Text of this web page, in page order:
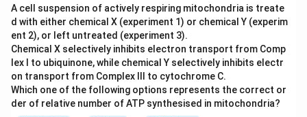
जनसंख्या तेजी से गिरकर शून्य के करीब पहुँच जाती है।
• यह दर्शाता है कि Q की उपस्थिति P के लिए अत्यंत हानिकारक है।
चूंकि P अकेले अच्छी तरह से बढ़ता है, इसलिए वह परजीवी नहीं हो
सकता (क्योंकि परजीवी मेजबान के बिना जीवित नहीं रह सकता)।
• यह व्यवहार तीव्र परभक्षण (predation) को दर्शाता है जहाँ Q एक
A cell suspension of actively respiring mitochondria is treate
d with either chemical X (experiment 1) or chemical Y (experim
ent 2), or left untreated (experiment 3).
Chemical X selectively inhibits electron transport from Comp
lex I to ubiquinone, while chemical Y selectively inhibits electr
on transport from Complex III to cytochrome C.
Which one of the following options represents the correct or
der of relative number of ATP synthesised in mitochondria?